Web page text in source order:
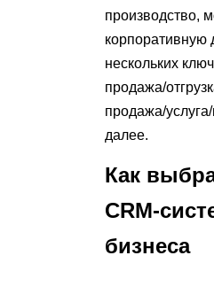
производство,
корпоративную
нескольких
продажа/
продажа/
далее.
Как
CRM-
бизнеса